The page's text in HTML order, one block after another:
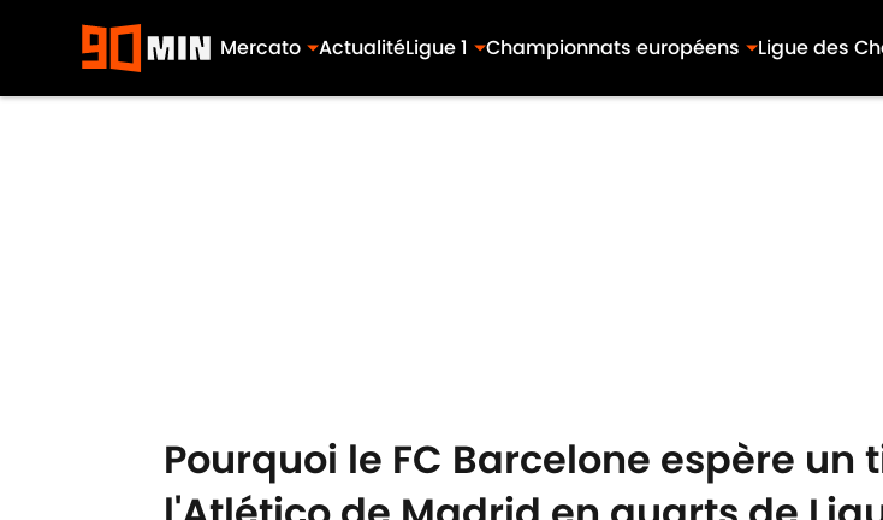
Mercato ActualitéLigue 1 Championnats européens Ligue des
Pourquoi le FC Barcelone espère